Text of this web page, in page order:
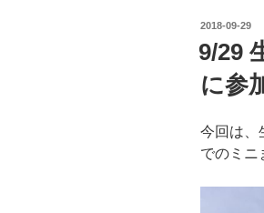
投
日:
2018-09-29
9/29
に参
今回は、
でのミニ